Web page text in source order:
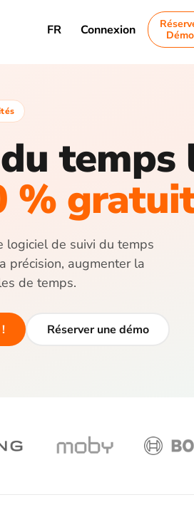
FR Connexion
Démo
temps
%
logiciel de suivi du temps
précision, augmenter la
de temps.
Réserver une démo